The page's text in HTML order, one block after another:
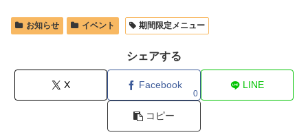
お知らせ イベント 期間限定メニュー
シェアする
X Facebook
0
LINE
コピー